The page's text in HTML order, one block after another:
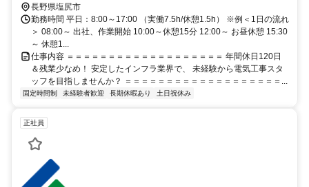
たします。
長野県塩尻市
勤務時間 平日：8:00～17:00 （実働7.5h/休憩1.5h） ※例＜1日の流れ
＞ 08:00～ 出社、作業開始 10:00～休憩15分 12:00～ お昼休憩 15:30
～ 休憩1...
仕事内容 ＝＝＝＝＝＝＝＝＝＝＝＝＝＝＝＝＝＝＝ 年間休日120日
＆残業少なめ！ 安定したインフラ業界で、 未経験から電気工事スタ
ッフを目指しませんか？ ＝＝＝＝＝＝＝＝＝＝＝＝＝＝＝＝＝＝＝...
固定時間制 未経験者歓迎 長期休暇あり 土日祝休み
正社員